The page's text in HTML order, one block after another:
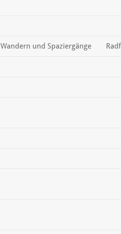
Wandern und Spaziergänge